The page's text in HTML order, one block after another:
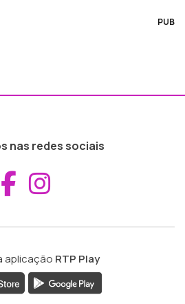
PUB
nas redes sociais
Aceder ao
aplicação RTP Play